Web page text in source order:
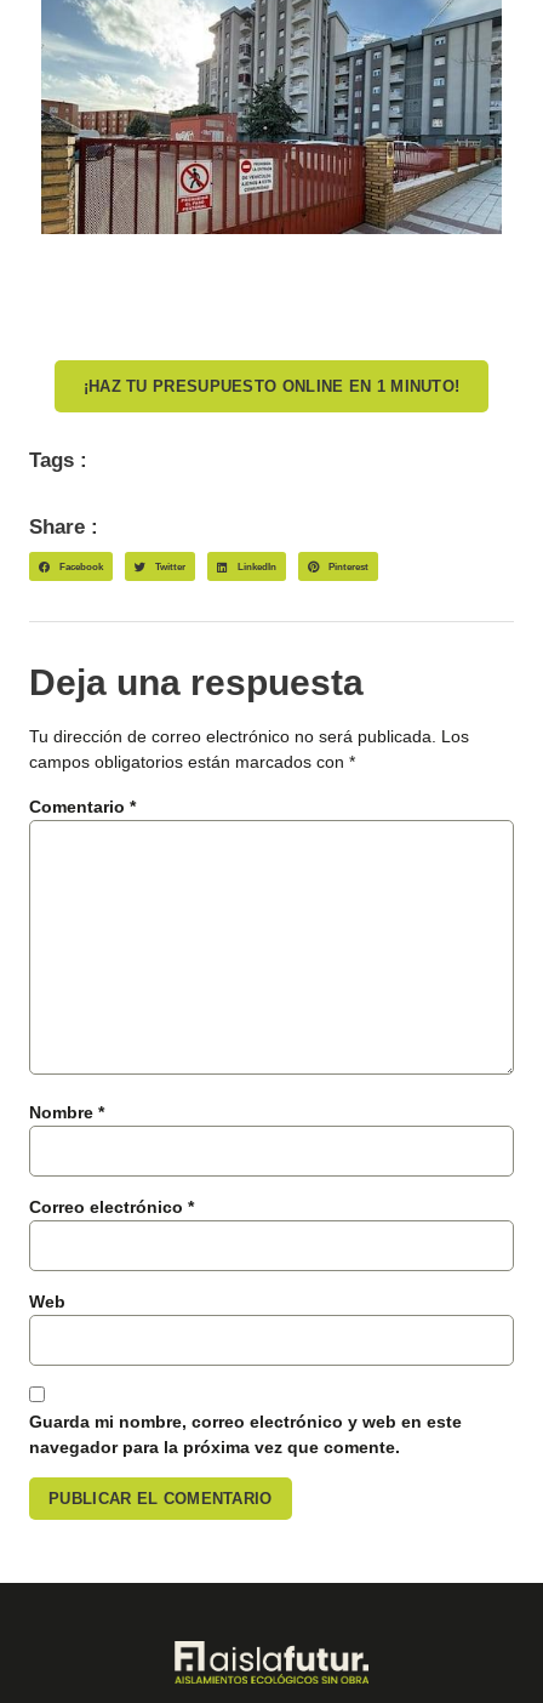
¡HAZ TU PRESUPUESTO ONLINE EN 1 MINUTO!
Tags :
Share :
Facebook Twitter LinkedIn Pinterest
Deja una respuesta
Tu dirección de correo electrónico no será publicada. Los
campos obligatorios están marcados con *
Comentario *
Nombre *
Correo electrónico *
Web
Guarda mi nombre, correo electrónico y web en este
navegador para la próxima vez que comente.